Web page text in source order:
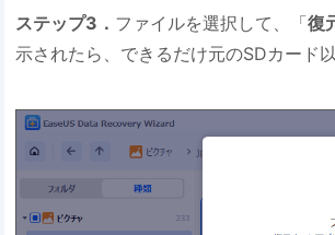
ステップ3． ファイルを選択して、「復
示されたら、できるだけ元のSDカード